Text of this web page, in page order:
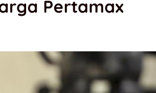
Pertamax